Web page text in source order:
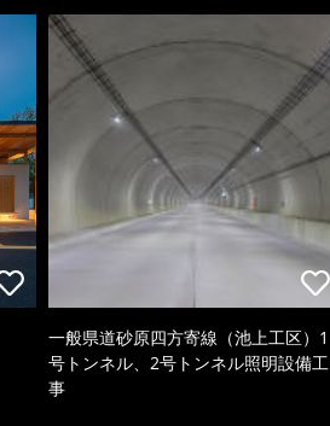
一般県道砂原四方寄線（池上工区）1
号トンネル、2号トンネル照明設備工
事